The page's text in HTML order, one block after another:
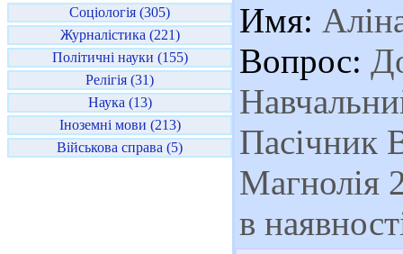
Соціологія (305)
Журналістика (221)
Політичні науки (155)
Релігія (31)
Наука (13)
Іноземні мови (213)
Військова справа (5)
Имя:
Вопрос:
Магнолія
в